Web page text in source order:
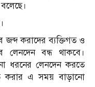
জব্দ করাদের ব্যক্তিগত ও
লেনদেন বন্ধ থাক‌বে।
ধরনের লেনদেন করতে
করার এ সময় বাড়ানো